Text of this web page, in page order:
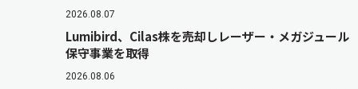
2026.08.07
Lumibird、Cilas株を売却しレーザー・メガジュール
保守事業を取得
2026.08.06